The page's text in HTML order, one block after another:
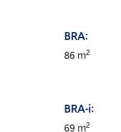
BRA:
86m2
BRA-i:
69m2